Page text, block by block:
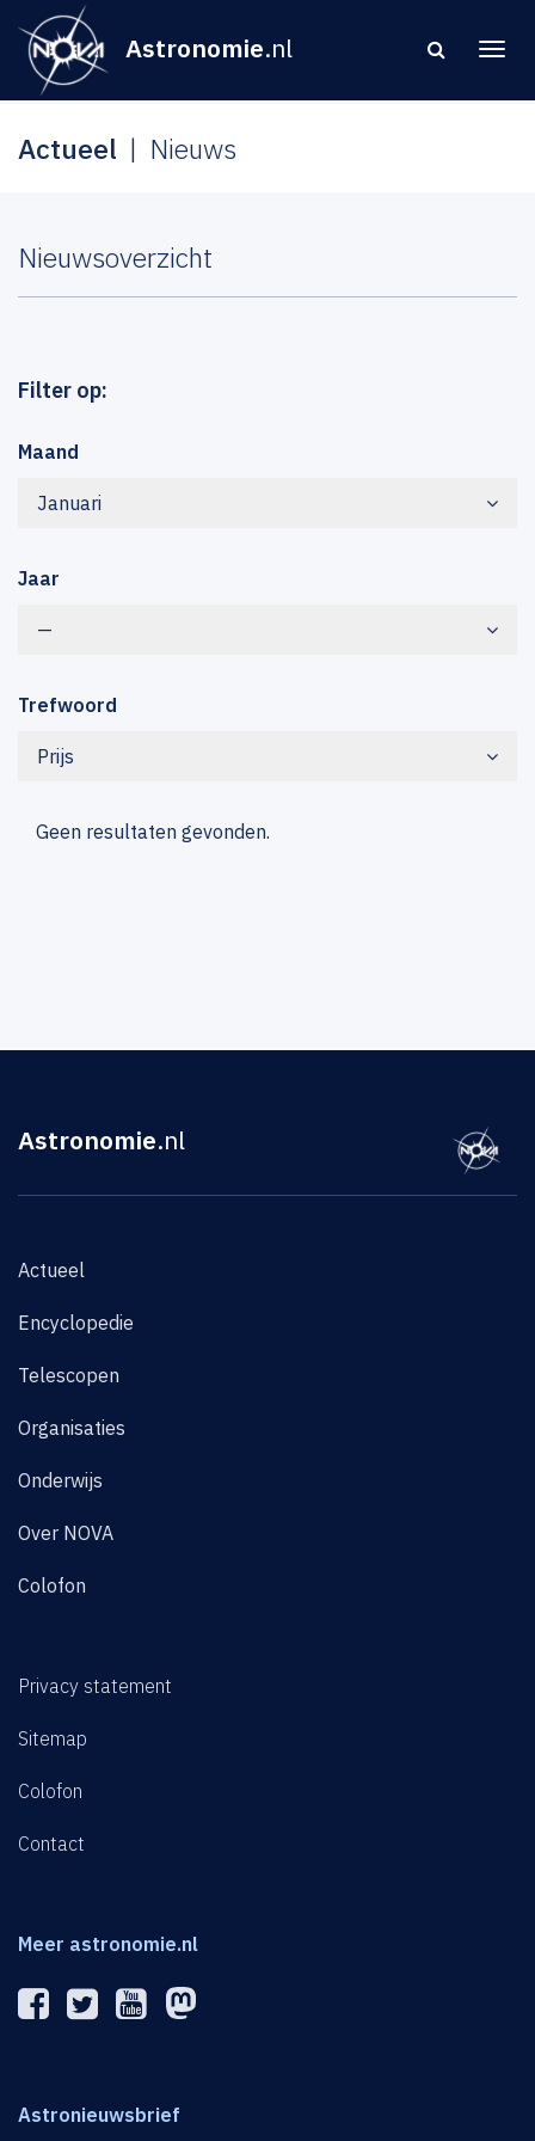
Astronomie.nl
Actueel Nieuws
Nieuwsoverzicht
Filter op:
Maand
Januari
Jaar
—
Trefwoord
Prijs
Geen resultaten gevonden.
Astronomie.nl
Actueel
Encyclopedie
Telescopen
Organisaties
Onderwijs
Over NOVA
Colofon
Privacy statement
Sitemap
Colofon
Contact
Meer astronomie.nl
Astronieuwsbrief